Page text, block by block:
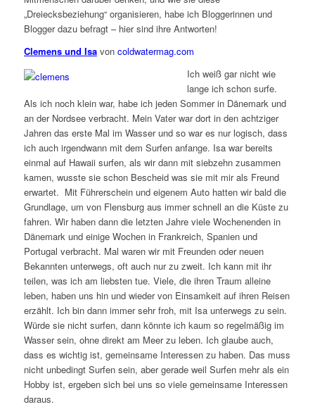
„Dreiecksbeziehung“ organisieren, habe ich Bloggerinnen und
Blogger dazu befragt – hier sind ihre Antworten!
Clemens und Isavon coldwatermag.com
Ich weiß gar nicht wie
lange ich schon surfe.
Als ich noch klein war, habe ich jeden Sommer in Dänemark und
an der Nordsee verbracht. Mein Vater war dort in den achtziger
Jahren das erste Mal im Wasser und so war es nur logisch, dass
ich auch irgendwann mit dem Surfen anfange. Isa war bereits
einmal auf Hawaii surfen, als wir dann mit siebzehn zusammen
kamen, wusste sie schon Bescheid was sie mit mir als Freund
erwartet. Mit Führerschein und eigenem Auto hatten wir bald die
Grundlage, um von Flensburg aus immer schnell an die Küste zu
fahren. Wir haben dann die letzten Jahre viele Wochenenden in
Dänemark und einige Wochen in Frankreich, Spanien und
Portugal verbracht. Mal waren wir mit Freunden oder neuen
Bekannten unterwegs, oft auch nur zu zweit. Ich kann mit ihr
teilen, was ich am liebsten tue. Viele, die ihren Traum alleine
leben, haben uns hin und wieder von Einsamkeit auf ihren Reisen
erzählt. Ich bin dann immer sehr froh, mit Isa unterwegs zu sein.
Würde sie nicht surfen, dann könnte ich kaum so regelmäßig im
Wasser sein, ohne direkt am Meer zu leben. Ich glaube auch,
dass es wichtig ist, gemeinsame Interessen zu haben. Das muss
nicht unbedingt Surfen sein, aber gerade weil Surfen mehr als ein
Hobby ist, ergeben sich bei uns so viele gemeinsame Interessen
daraus.